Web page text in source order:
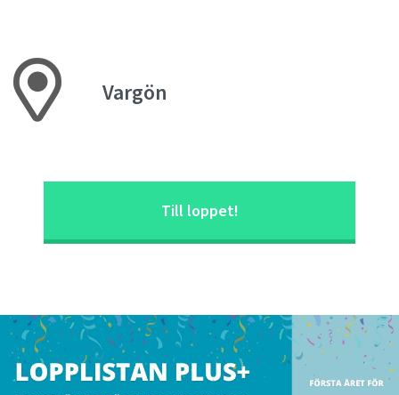
Vargön
Till loppet!